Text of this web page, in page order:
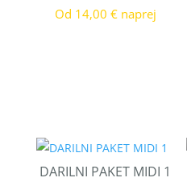
Od 14,00 € naprej
DARILNI PAKET MIDI 1